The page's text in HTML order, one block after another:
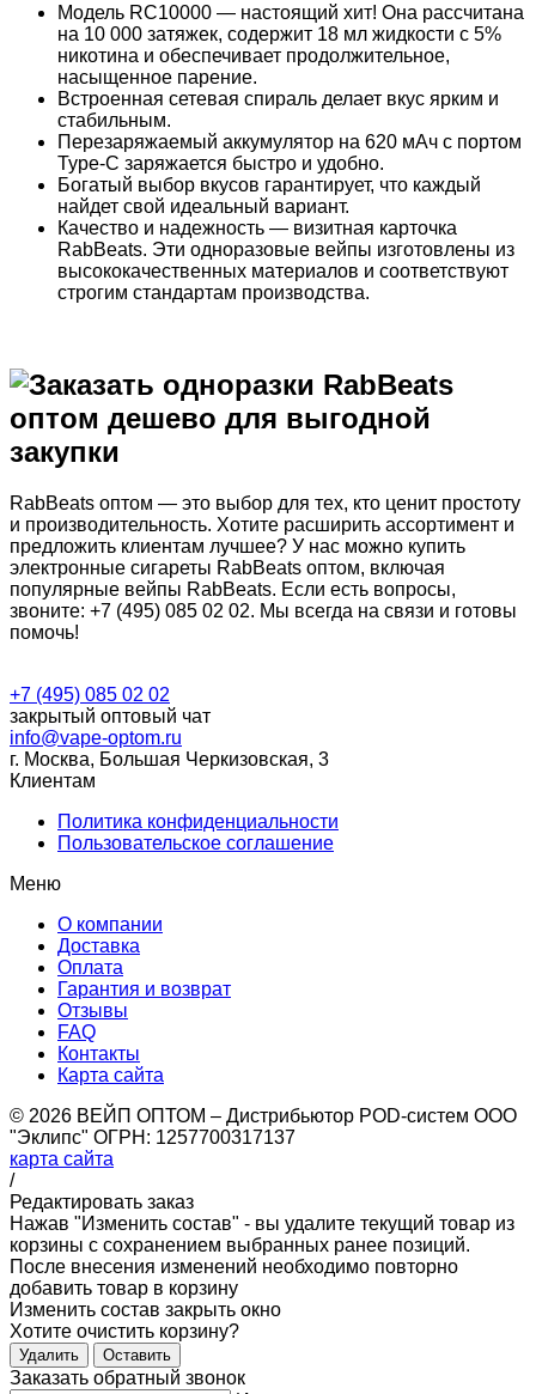
Модель RC10000 — настоящий хит! Она рассчитана
на 10 000 затяжек, содержит 18 мл жидкости с 5%
никотина и обеспечивает продолжительное,
насыщенное парение.
Встроенная сетевая спираль делает вкус ярким и
стабильным.
Перезаряжаемый аккумулятор на 620 мАч с портом
Type-C заряжается быстро и удобно.
Богатый выбор вкусов гарантирует, что каждый
найдет свой идеальный вариант.
Качество и надежность — визитная карточка
RabBeats. Эти одноразовые вейпы изготовлены из
высококачественных материалов и соответствуют
строгим стандартам производства.
RabBeats оптом — это выбор для тех, кто ценит простоту
и производительность. Хотите расширить ассортимент и
предложить клиентам лучшее? У нас можно купить
электронные сигареты RabBeats оптом, включая
популярные вейпы RabBeats. Если есть вопросы,
звоните: +7 (495) 085 02 02. Мы всегда на связи и готовы
помочь!
+7 (495) 085 02 02
закрытый оптовый чат
info@vape-optom.ru
г. Москва, Большая Черкизовская, 3
Клиентам
Политика конфиденциальности
Пользовательское соглашение
Меню
О компании
Доставка
Оплата
Гарантия и возврат
Отзывы
FAQ
Контакты
Карта сайта
© 2026 ВЕЙП ОПТОМ – Дистрибьютор POD-систем ООО
"Эклипс" ОГРН: 1257700317137
карта сайта
/
Редактировать заказ
Нажав "Изменить состав" - вы удалите текущий товар из
корзины с сохранением выбранных ранее позиций.
После внесения изменений необходимо повторно
добавить товар в корзину
Изменить состав закрыть окно
Хотите очистить корзину?
Удалить Оставить
Заказать обратный звонок